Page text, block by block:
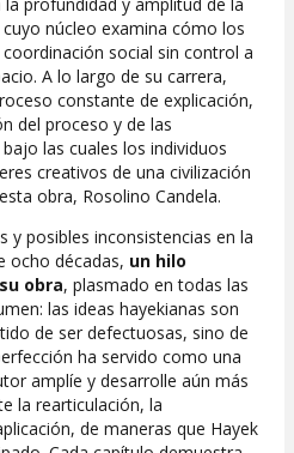
núcleo examina cómo los
social sin control a
A lo largo de su carrera,
constante de explicación,
del proceso y de las
las cuales los individuos
creativos de una civilización
obra, Rosolino Candela.
y posibles inconsistencias en la
ocho décadas, un hilo
obra, plasmado en todas las
las ideas hayekianas son
de ser defectuosas, sino de
ha servido como una
amplíe y desarrolle aún más
la rearticulación, la
de maneras que Hayek